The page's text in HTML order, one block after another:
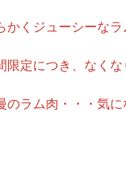
かくジューシーなラ
限定につき、なくな
のラム肉・・・気に